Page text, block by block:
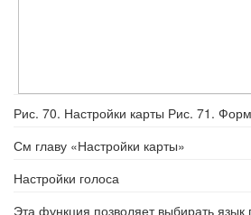
Рис. 70. Настройки карты Рис. 71.
См главу «Настройки карты»
Настройки голоса
Эта функция позволяет выбирать язык